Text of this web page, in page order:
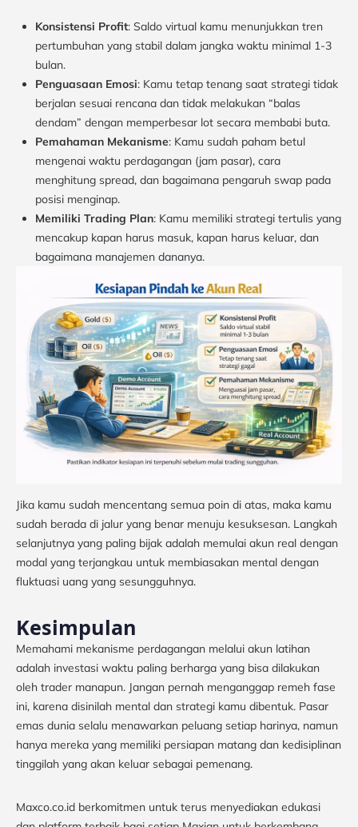
Konsistensi Profit: Saldo virtual kamu menunjukkan tren
pertumbuhan yang stabil dalam jangka waktu minimal 1-3
bulan.
Penguasaan Emosi: Kamu tetap tenang saat strategi tidak
berjalan sesuai rencana dan tidak melakukan “balas
dendam” dengan memperbesar lot secara membabi buta.
Pemahaman Mekanisme: Kamu sudah paham betul
mengenai waktu perdagangan (jam pasar), cara
menghitung spread, dan bagaimana pengaruh swap pada
posisi menginap.
Memiliki Trading Plan: Kamu memiliki strategi tertulis yang
mencakup kapan harus masuk, kapan harus keluar, dan
bagaimana manajemen dananya.
Jika kamu sudah mencentang semua poin di atas, maka kamu
sudah berada di jalur yang benar menuju kesuksesan. Langkah
selanjutnya yang paling bijak adalah memulai akun real dengan
modal yang terjangkau untuk membiasakan mental dengan
fluktuasi uang yang sesungguhnya.
Kesimpulan
Memahami mekanisme perdagangan melalui akun latihan
adalah investasi waktu paling berharga yang bisa dilakukan
oleh trader manapun. Jangan pernah menganggap remeh fase
ini, karena disinilah mental dan strategi kamu dibentuk. Pasar
emas dunia selalu menawarkan peluang setiap harinya, namun
hanya mereka yang memiliki persiapan matang dan kedisiplinan
tinggilah yang akan keluar sebagai pemenang.
Maxco.co.id berkomitmen untuk terus menyediakan edukasi